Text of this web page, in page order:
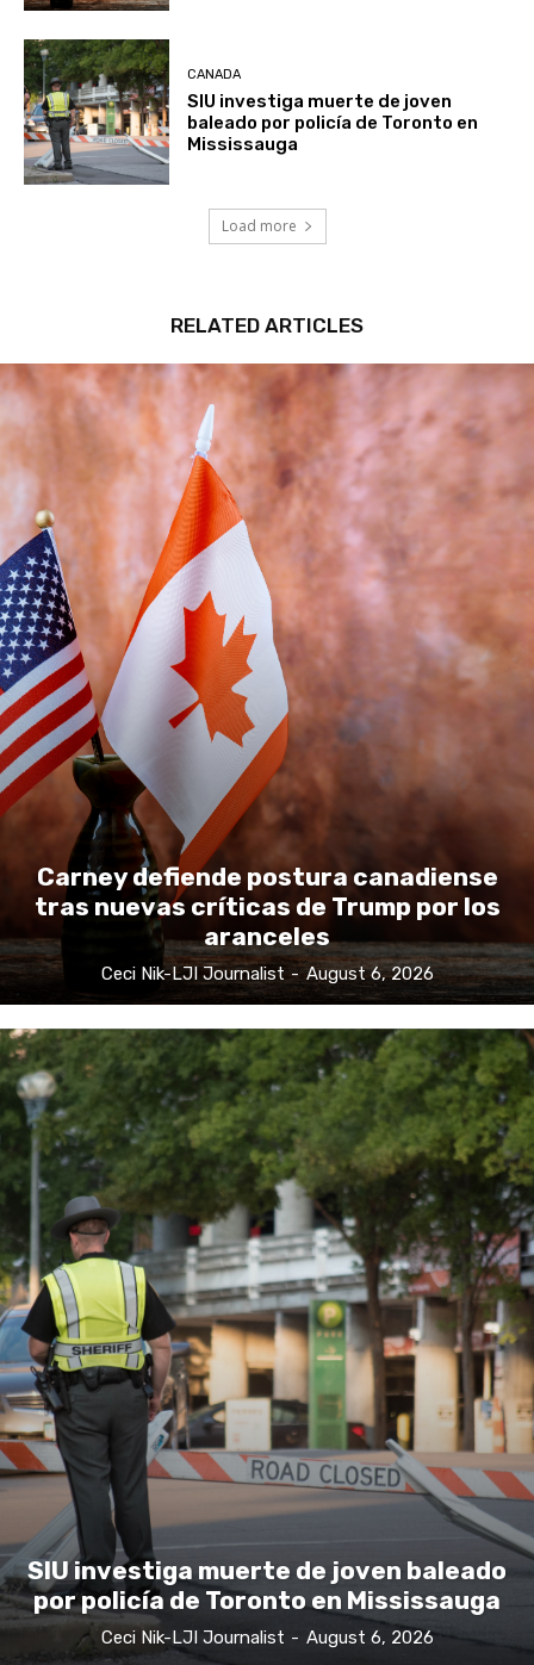
CANADA
SIU investiga muerte de joven
baleado por policía de Toronto en
Mississauga
Load more
RELATED ARTICLES
Carney defiende postura canadiense
tras nuevas críticas de Trump por los
aranceles
Ceci Nik-LJI Journalist - August 6, 2026
SIU investiga muerte de joven baleado
por policía de Toronto en Mississauga
Ceci Nik-LJI Journalist - August 6, 2026